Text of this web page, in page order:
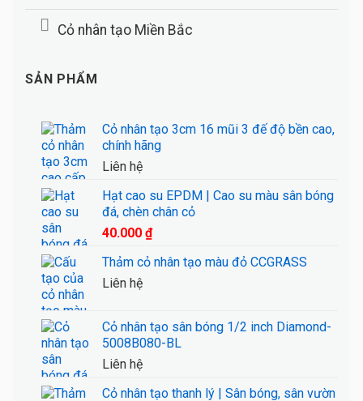
Cỏ nhân tạo Miền Bắc
SẢN PHẨM
Cỏ nhân tạo 3cm 16 mũi 3 đế độ bền cao,
chính hãng
Liên hệ
Hạt cao su EPDM | Cao su màu sân bóng
đá, chèn chân cỏ
40.000 ₫
Thảm cỏ nhân tạo màu đỏ CCGRASS
Liên hệ
Cỏ nhân tạo sân bóng 1/2 inch Diamond-
5008B080-BL
Liên hệ
Cỏ nhân tạo thanh lý | Sân bóng, sân vườn